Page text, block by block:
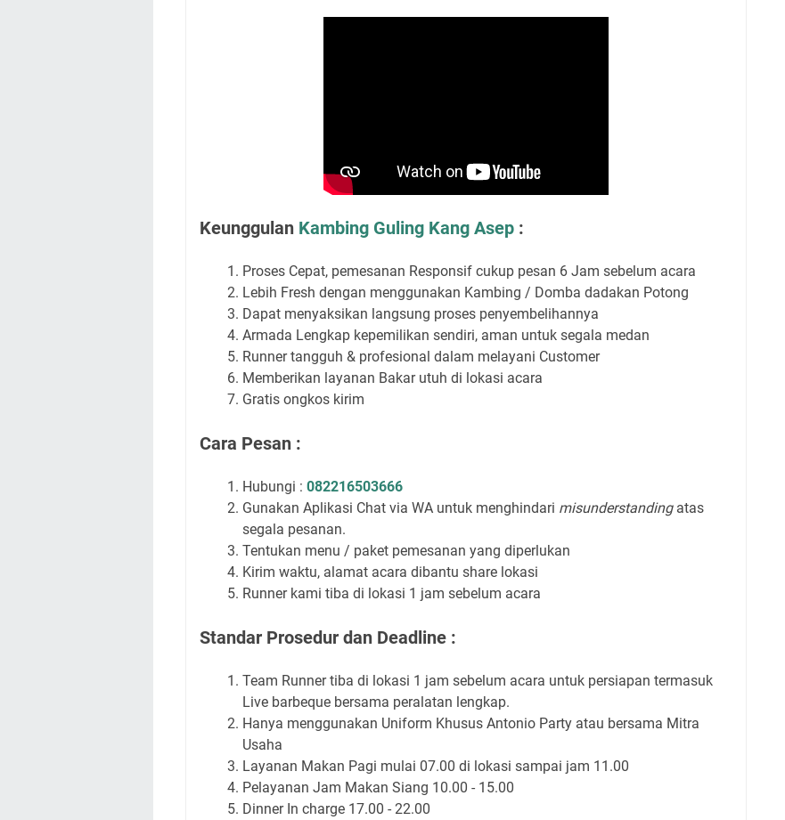
Keunggulan Kambing Guling Kang Asep :
Proses Cepat, pemesanan Responsif cukup pesan 6 Jam sebelum acara
Lebih Fresh dengan menggunakan Kambing / Domba dadakan Potong
Dapat menyaksikan langsung proses penyembelihannya
Armada Lengkap kepemilikan sendiri, aman untuk segala medan
Runner tangguh & profesional dalam melayani Customer
Memberikan layanan Bakar utuh di lokasi acara
Gratis ongkos kirim
Cara Pesan :
Hubungi : 082216503666
Gunakan Aplikasi Chat via WA untuk menghindari misunderstanding atas
segala pesanan.
Tentukan menu / paket pemesanan yang diperlukan
Kirim waktu, alamat acara dibantu share lokasi
Runner kami tiba di lokasi 1 jam sebelum acara
Standar Prosedur dan Deadline :
Team Runner tiba di lokasi 1 jam sebelum acara untuk persiapan termasuk
Live barbeque bersama peralatan lengkap.
Hanya menggunakan Uniform Khusus Antonio Party atau bersama Mitra
Usaha
Layanan Makan Pagi mulai 07.00 di lokasi sampai jam 11.00
Pelayanan Jam Makan Siang 10.00 - 15.00
Dinner In charge 17.00 - 22.00